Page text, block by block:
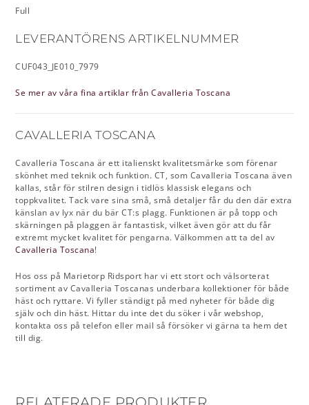
Full
LEVERANTÖRENS ARTIKELNUMMER
CUF043_JE010_7979
Se mer av våra fina artiklar från Cavalleria Toscana
CAVALLERIA TOSCANA
Cavalleria Toscana är ett italienskt kvalitetsmärke som förenar
skönhet med teknik och funktion. CT, som Cavalleria Toscana även
kallas, står för stilren design i tidlös klassisk elegans och
toppkvalitet. Tack vare sina små, små detaljer får du den där extra
känslan av lyx när du bär CT:s plagg. Funktionen är på topp och
skärningen på plaggen är fantastisk, vilket även gör att du får
extremt mycket kvalitet för pengarna. Välkommen att ta del av
Cavalleria Toscana!
Hos oss på Marietorp Ridsport har vi ett stort och välsorterat
sortiment av Cavalleria Toscanas underbara kollektioner för både
häst och ryttare. Vi fyller ständigt på med nyheter för både dig
själv och din häst. Hittar du inte det du söker i vår webshop,
kontakta oss på telefon eller mail så försöker vi gärna ta hem det
till dig.